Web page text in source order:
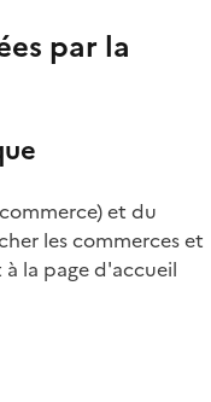
par la
et du
les commerces et
la page d'accueil